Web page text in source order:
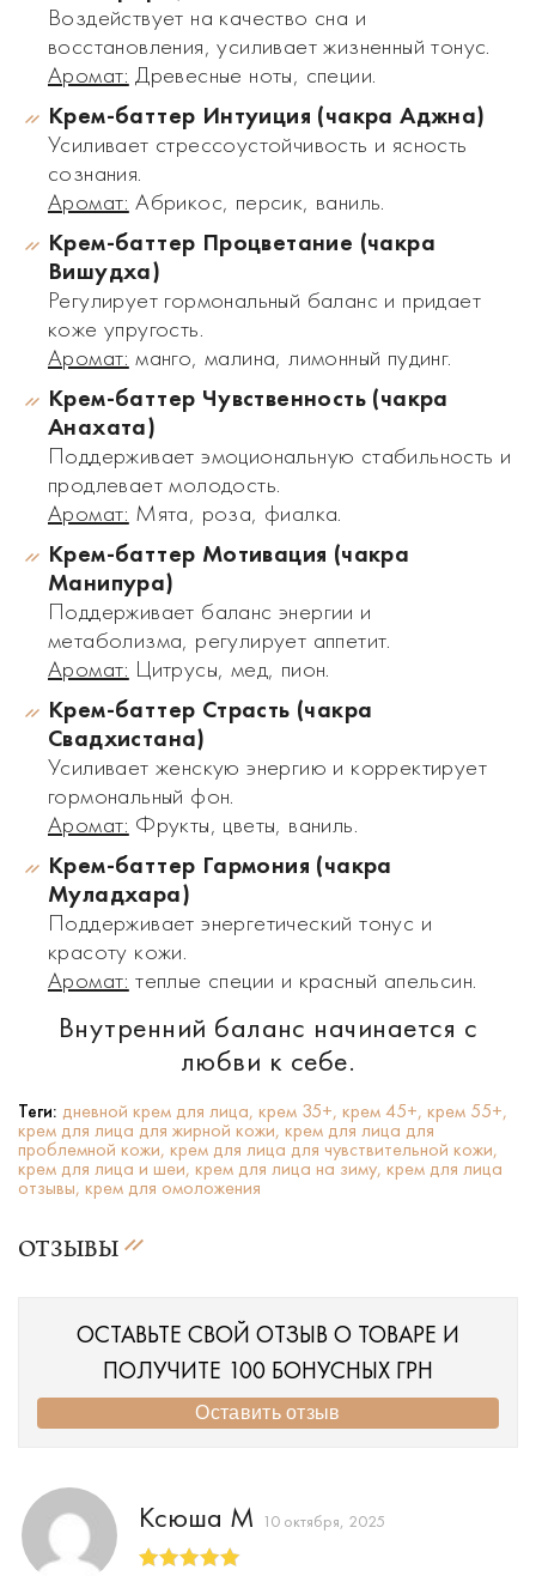
Воздействует на качество сна и
восстановления, усиливает жизненный тонус.
Аромат: Древесные ноты, специи.
Крем-баттер Интуиция (чакра Аджна)
Усиливает стрессоустойчивость и ясность
сознания.
Аромат: Абрикос, персик, ваниль.
Крем-баттер Процветание (чакра
Вишудха)
Регулирует гормональный баланс и придает
коже упругость.
Аромат: манго, малина, лимонный пудинг.
Крем-баттер Чувственность (чакра
Анахата)
Поддерживает эмоциональную стабильность и
продлевает молодость.
Аромат: Мята, роза, фиалка.
Крем-баттер Мотивация (чакра
Манипура)
Поддерживает баланс энергии и
метаболизма, регулирует аппетит.
Аромат: Цитрусы, мед, пион.
Крем-баттер Страсть (чакра
Свадхистана)
Усиливает женскую энергию и корректирует
гормональный фон.
Аромат: Фрукты, цветы, ваниль.
Крем-баттер Гармония (чакра
Муладхара)
Поддерживает энергетический тонус и
красоту кожи.
Аромат: теплые специи и красный апельсин.
Внутренний баланс начинается с
любви к себе.
Теги: дневной крем для лица, крем 35+, крем 45+, крем 55+,
крем для лица для жирной кожи, крем для лица для
проблемной кожи, крем для лица для чувствительной кожи,
крем для лица и шеи, крем для лица на зиму, крем для лица
отзывы, крем для омоложения
ОТЗЫВЫ
ОСТАВЬТЕ СВОЙ ОТЗЫВ О ТОВАРЕ И
ПОЛУЧИТЕ 100 БОНУСНЫХ ГРН
Оставить отзыв
Ксюша М 10 октября, 2025